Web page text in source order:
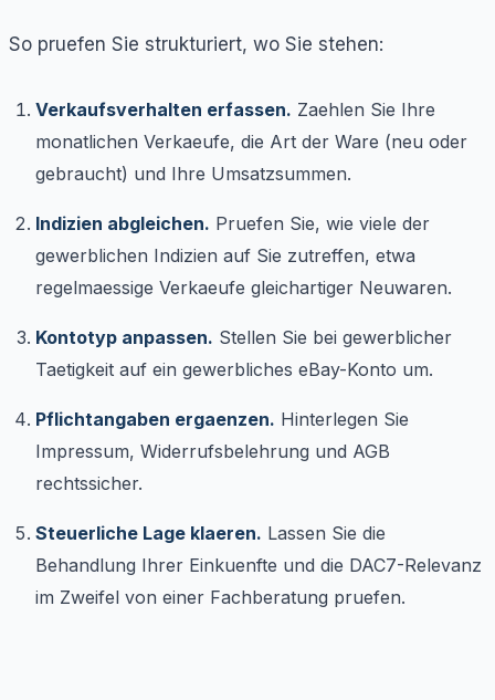
So pruefen Sie strukturiert, wo Sie stehen:
Verkaufsverhalten erfassen. Zaehlen Sie Ihre
monatlichen Verkaeufe, die Art der Ware (neu oder
gebraucht) und Ihre Umsatzsummen.
Indizien abgleichen. Pruefen Sie, wie viele der
gewerblichen Indizien auf Sie zutreffen, etwa
regelmaessige Verkaeufe gleichartiger Neuwaren.
Kontotyp anpassen. Stellen Sie bei gewerblicher
Taetigkeit auf ein gewerbliches eBay-Konto um.
Pflichtangaben ergaenzen. Hinterlegen Sie
Impressum, Widerrufsbelehrung und AGB
rechtssicher.
Steuerliche Lage klaeren. Lassen Sie die
Behandlung Ihrer Einkuenfte und die DAC7-Relevanz
im Zweifel von einer Fachberatung pruefen.